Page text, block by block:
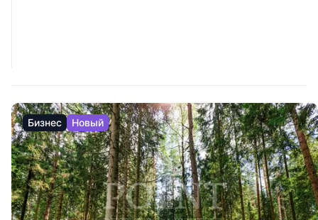
Бизнес Новый